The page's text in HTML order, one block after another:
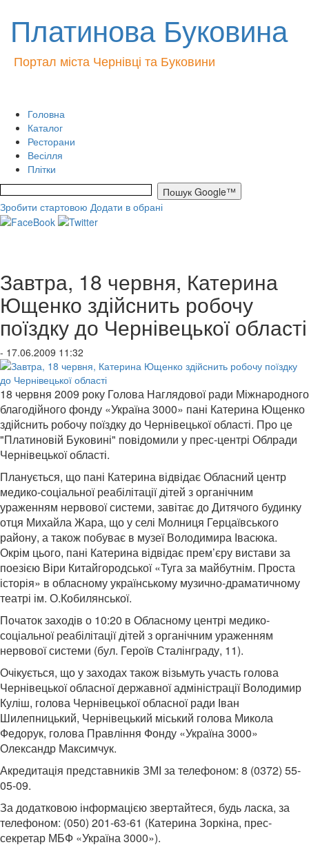
Платинова Буковина
Портал міста Чернівці та Буковини
Головна
Каталог
Ресторани
Весілля
Плітки
Зробити стартовою Додати в обрані
Завтра, 18 червня, Катерина
Ющенко здійснить робочу
поїздку до Чернівецької області
- 17.06.2009 11:32
18 червня 2009 року Голова Наглядової ради Міжнародного
благодійного фонду «Україна 3000» пані Катерина Ющенко
здійснить робочу поїздку до Чернівецької області. Про це
"Платиновій Буковині" повідомили у прес-центрі Облради
Чернівецької області.
Планується, що пані Катерина відвідає Обласний центр
медико-соціальної реабілітації дітей з органічним
ураженням нервової системи, завітає до Дитячого будинку
отця Михайла Жара, що у селі Молниця Герцаївського
району, а також побуває в музеї Володимира Івасюка.
Окрім цього, пані Катерина відвідає прем’єру вистави за
поезією Віри Китайгородської «Туга за майбутнім. Проста
історія» в обласному українському музично-драматичному
театрі ім. О.Кобилянської.
Початок заходів о 10:20 в Обласному центрі медико-
соціальної реабілітації дітей з органічним ураженням
нервової системи (бул. Героїв Сталінграду, 11).
Очікується, що у заходах також візьмуть участь голова
Чернівецької обласної державної адміністрації Володимир
Куліш, голова Чернівецької обласної ради Іван
Шилепницький, Чернівецький міський голова Микола
Федорук, голова Правління Фонду «Україна 3000»
Олександр Максимчук.
Акредитація представників ЗМІ за телефоном: 8 (0372) 55-
05-09.
За додатковою інформацією звертайтеся, будь ласка, за
телефоном: (050) 201-63-61 (Катерина Зоркіна, прес-
секретар МБФ «Україна 3000»).